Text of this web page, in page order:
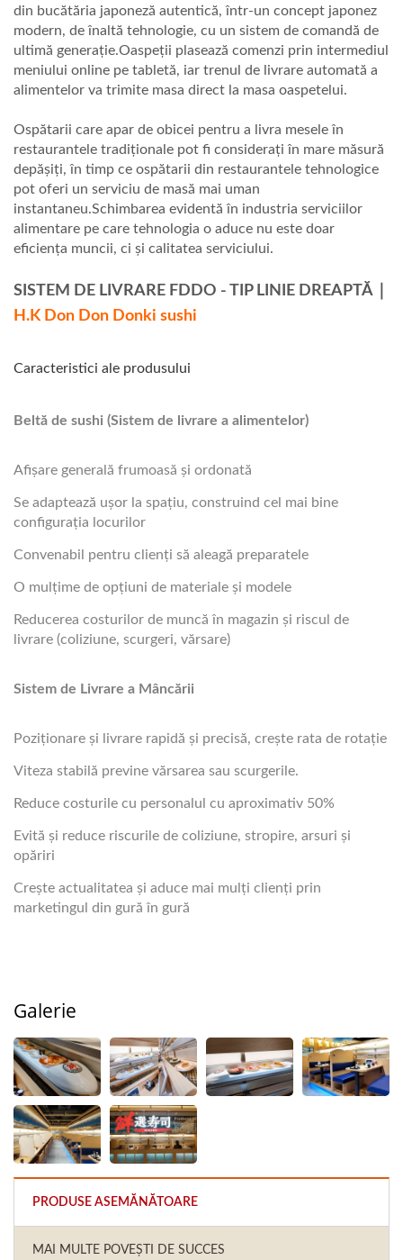
din bucătăria japoneză autentică, într-un concept japonez
modern, de înaltă tehnologie, cu un sistem de comandă de
ultimă generație.Oaspeții plasează comenzi prin intermediul
meniului online pe tabletă, iar trenul de livrare automată a
alimentelor va trimite masa direct la masa oaspetelui.
Ospătarii care apar de obicei pentru a livra mesele în
restaurantele tradiționale pot fi considerați în mare măsură
depășiți, în timp ce ospătarii din restaurantele tehnologice
pot oferi un serviciu de masă mai uman
instantaneu.Schimbarea evidentă în industria serviciilor
alimentare pe care tehnologia o aduce nu este doar
eficiența muncii, ci și calitatea serviciului.
SISTEM DE LIVRARE FDDO - TIP LINIE DREAPTĂ
H.K Don Don Donki sushi
Caracteristici ale produsului
Beltă de sushi (Sistem de livrare a alimentelor)
Afișare generală frumoasă și ordonată
Se adaptează ușor la spațiu, construind cel mai bine
configurația locurilor
Convenabil pentru clienți să aleagă preparatele
O mulțime de opțiuni de materiale și modele
Reducerea costurilor de muncă în magazin și riscul de
livrare (coliziune, scurgeri, vărsare)
Sistem de Livrare a Mâncării
Poziționare și livrare rapidă și precisă, crește rata de rotație
Viteza stabilă previne vărsarea sau scurgerile.
Reduce costurile cu personalul cu aproximativ 50%
Evită și reduce riscurile de coliziune, stropire, arsuri și
opăriri
Crește actualitatea și aduce mai mulți clienți prin
marketingul din gură în gură
Galerie
PRODUSE ASEMĂNĂTOARE
MAI MULTE POVEȘTI DE SUCCES